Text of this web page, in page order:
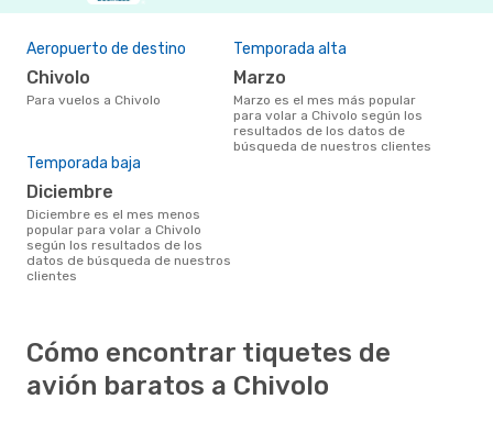
Aeropuerto de destino
Chivolo
Para vuelos a Chivolo
Temporada alta
marzo
marzo es el mes más popular
para volar a Chivolo según los
resultados de los datos de
búsqueda de nuestros clientes
Temporada baja
diciembre
diciembre es el mes menos
popular para volar a Chivolo
según los resultados de los
datos de búsqueda de nuestros
clientes
Cómo encontrar tiquetes de
avión baratos a Chivolo